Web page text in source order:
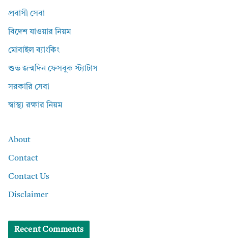
প্রবাসী সেবা
বিদেশ যাওয়ার নিয়ম
মোবাইল ব্যাংকিং
শুভ জন্মদিন ফেসবুক স্ট্যাটাস
সরকারি সেবা
স্বাস্থ্য রক্ষার নিয়ম
About
Contact
Contact Us
Disclaimer
Recent Comments